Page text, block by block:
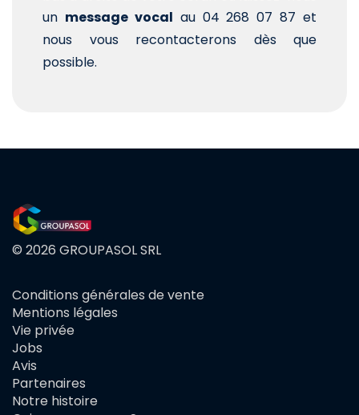
un message vocal au 04 268 07 87 et
nous vous recontacterons dès que
possible.
© 2026 GROUPASOL SRL
FOOTER
MENU
Conditions générales de vente
Mentions légales
Vie privée
Jobs
Avis
Partenaires
Notre histoire